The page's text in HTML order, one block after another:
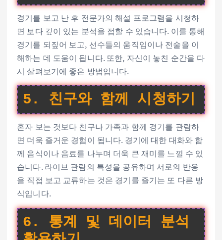
경기를 보고 난 후 전문가의 해설 프로그램을 시청하
면 보다 깊이 있는 분석을 접할 수 있습니다. 이를 통해
경기를 되짚어 보고, 선수들의 움직임이나 전술을 이
해하는 데 도움이 됩니다. 또한, 자신이 놓친 순간을 다
시 살펴보기에 좋은 방법입니다.
5. 친구와 함께 시청하기
혼자 보는 것보다 친구나 가족과 함께 경기를 관람하
면 더욱 즐거운 경험이 됩니다. 경기에 대한 대화와 함
께 음식이나 음료를 나누며 더욱 큰 재미를 느낄 수 있
습니다. 라이브 관람의 특성을 공유하며 서로의 반응
을 직접 보고 교류하는 것은 경기를 즐기는 또 다른 방
식입니다.
6. 통계 및 데이터 분석